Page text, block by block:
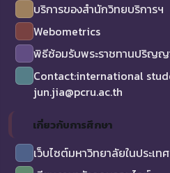
บริการของสำนักวิทยบริการฯ
Webometrics
พิธีซ้อมรับพระราชทานปริญ
Contact:international
jun.jia@pcru.ac.th
เกี่ยวกับการศึกษา
เว็บไซต์มหาวิทยาลัยในประเทศ